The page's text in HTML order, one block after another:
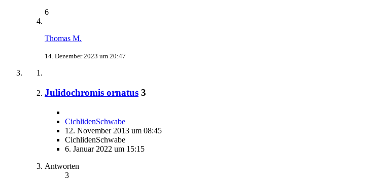
6
Thomas M.
14. Dezember 2023 um 20:47
Julidochromis ornatus 3
CichlidenSchwabe
12. November 2013 um 08:45
CichlidenSchwabe
6. Januar 2022 um 15:15
Antworten
3